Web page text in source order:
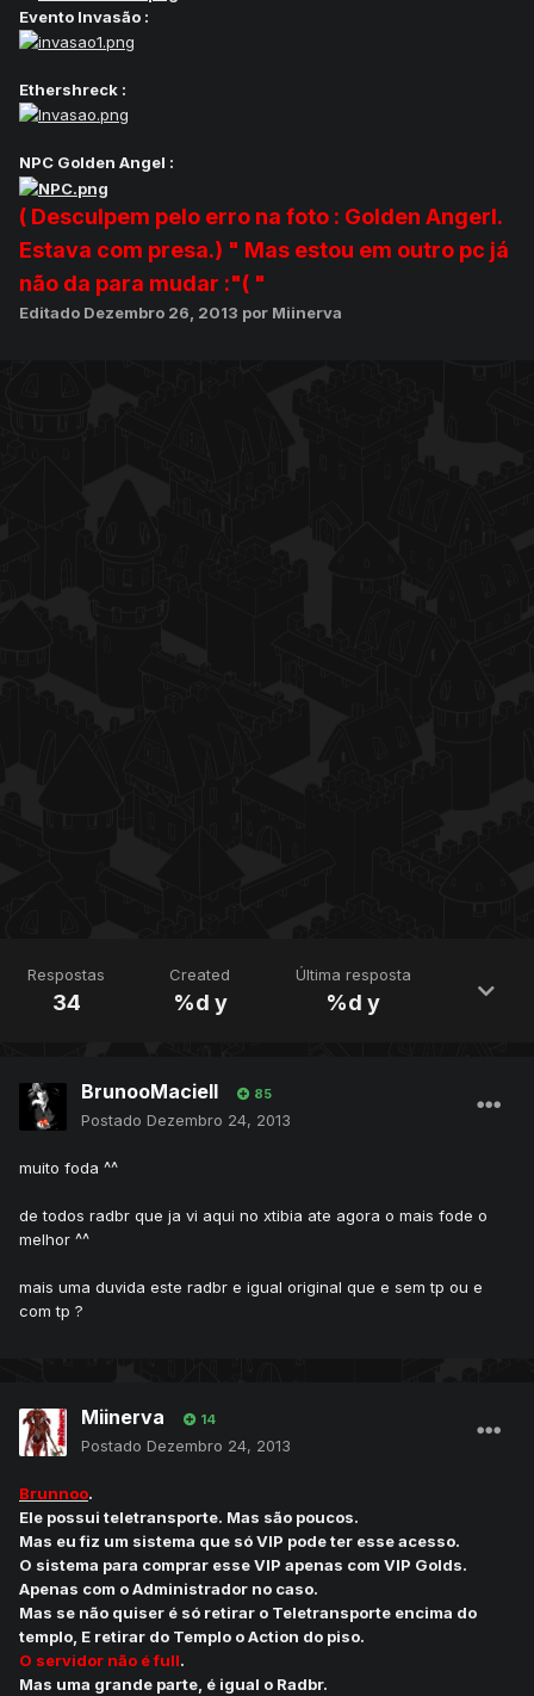
Evento Invasão :
Ethershreck :
NPC Golden Angel :
( Desculpem pelo erro na foto : Golden Angerl.
Estava com presa.) " Mas estou em outro pc já
não da para mudar :"( "
Editado Dezembro 26, 2013 por Miinerva
Respostas
34
Created
%d y
Última resposta
%d y
BrunooMaciell 85
Postado Dezembro 24, 2013
muito foda ^^
de todos radbr que ja vi aqui no xtibia ate agora o mais fode o
melhor ^^
mais uma duvida este radbr e igual original que e sem tp ou e
com tp ?
Miinerva 14
Postado Dezembro 24, 2013
Brunnoo.
Ele possui teletransporte. Mas são poucos.
Mas eu fiz um sistema que só VIP pode ter esse acesso.
O sistema para comprar esse VIP apenas com VIP Golds.
Apenas com o Administrador no caso.
Mas se não quiser é só retirar o Teletransporte encima do
templo, E retirar do Templo o Action do piso.
O servidor não é full.
Mas uma grande parte, é igual o Radbr.